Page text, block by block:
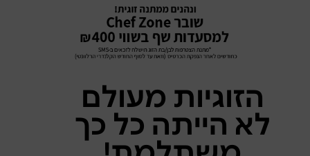
הזוגיות מעולם
לא הייתה כל כך